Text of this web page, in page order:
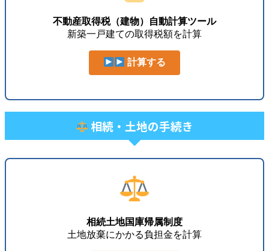
不動産取得税（建物）自動計算ツール
新築一戸建ての取得税額を計算
計算する
相続・土地の手続き
相続土地国庫帰属制度
土地放棄にかかる負担金を計算